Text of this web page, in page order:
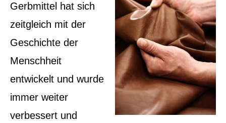
Gerbmittel hat sich
zeitgleich mit der
Geschichte der
Menschheit
entwickelt und wurde
immer weiter
verbessert und